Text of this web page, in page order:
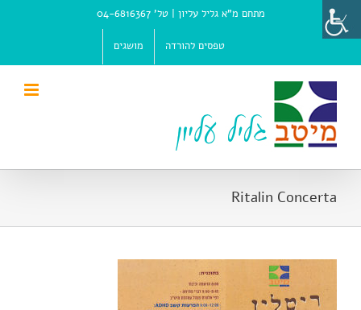
content
מתחם מ"א גליל עליון |טל' 04-6816367
טפסים להורדה מושגים
Ritalin Concerta